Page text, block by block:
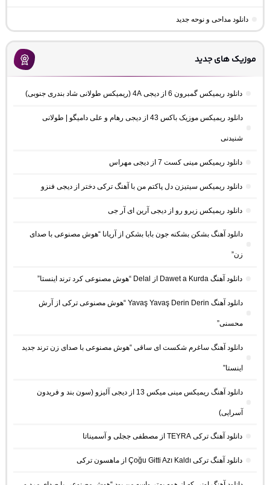
دانلود مداحی و نوحه جدید
موزیک های جدید
دانلود ریمیکس گمبرون 6 از دیجی 4A (ریمیکس طولانی شاد بندری جنوبی)
دانلود ریمیکس موزیک باکس 43 از دیجی رهام و علی دامیگو | طولانی
شنیدنی
دانلود ریمیکس مینی کست 7 از دیجی مهراس
دانلود ریمیکس سیتیزن دل پاکتم من با آهنگ ترکی دختر از دیجی فنزو
دانلود ریمیکس زیرو رو از دیجی آرین ای آر جی
دانلود آهنگ بشکن بشکنه جون بابا بشکن از آریانا “هوش مصنوعی با صدای
زن”
دانلود آهنگ Dawet a Kurda از Delal “هوش مصنوعی کرد ترند اینستا”
دانلود آهنگ Yavaş Yavaş Derin Derin “هوش مصنوعی ترکی از آرش
محسنی”
دانلود آهنگ ساغرم شکست ای ساقی “هوش مصنوعی با صدای زن ترند جدید
اینستا”
دانلود آهنگ ریمیکس مینی میکس 13 از دیجی آلیزو (سون بند و فریدون
آسرایی)
دانلود آهنگ ترکی TEYRA از مصطفی ججلی و آسمیناتا
دانلود آهنگ ترکی Çoğu Gitti Azı Kaldı از ماهسون ترکی